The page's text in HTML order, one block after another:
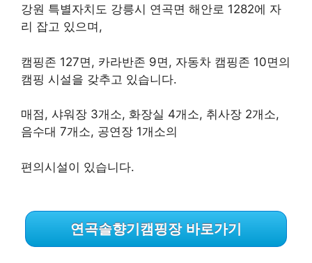
강원 특별자치도 강릉시 연곡면 해안로 1282에 자
리 잡고 있으며,
캠핑존 127면, 카라반존 9면, 자동차 캠핑존 10면의
캠핑 시설을 갖추고 있습니다.
매점, 샤워장 3개소, 화장실 4개소, 취사장 2개소,
음수대 7개소, 공연장 1개소의
편의시설이 있습니다.
연곡솔향기캠핑장 바로가기